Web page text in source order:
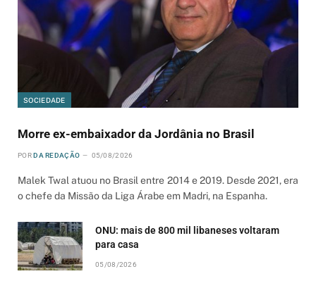
SOCIEDADE
Morre ex-embaixador da Jordânia no Brasil
POR DA REDAÇÃO 05/08/2026
Malek Twal atuou no Brasil entre 2014 e 2019. Desde 2021, era
o chefe da Missão da Liga Árabe em Madri, na Espanha.
ONU: mais de 800 mil libaneses voltaram
para casa
05/08/2026